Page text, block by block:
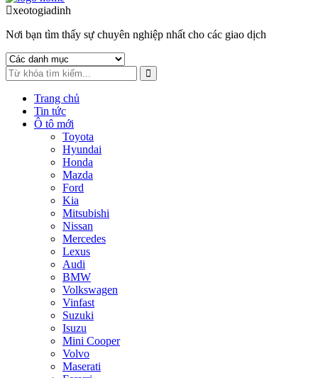
to
toxeotogiadinh
Nơi bạn tìm thấy sự chuyên nghiệp nhất cho các giao dịch
Trang chủ
Tin tức
Ô tô mới
Toyota
Hyundai
Honda
Mazda
Ford
Kia
Mitsubishi
Nissan
Mercedes
Lexus
Audi
BMW
Volkswagen
Vinfast
Suzuki
Isuzu
Mini Cooper
Volvo
Maserati